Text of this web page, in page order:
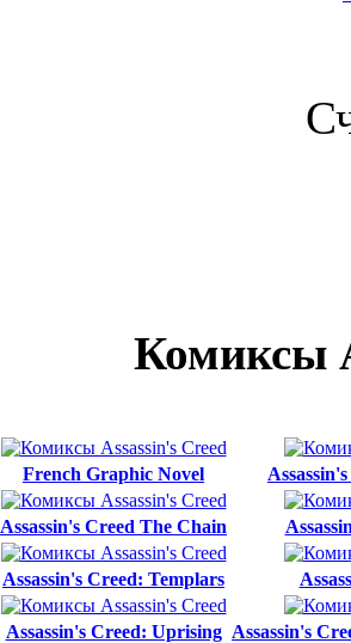
Комиксы
French Graphic Novel
Assassin's Creed The Chain
Assassin's Creed: Templars
Assassin's Creed: Uprising Assassin's